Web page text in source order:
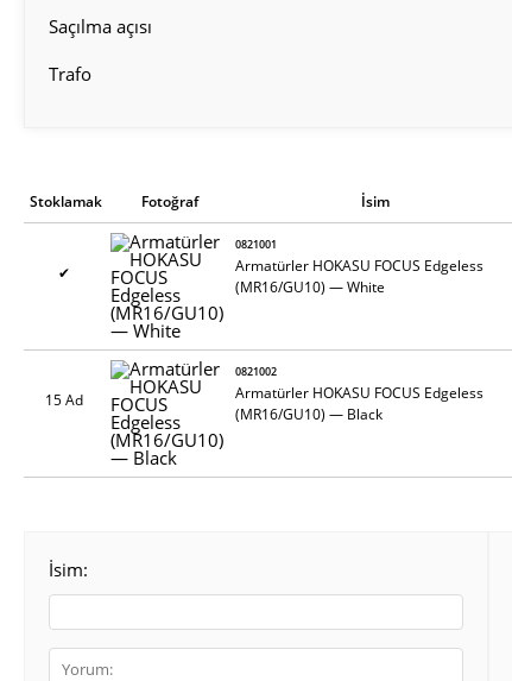
Saçılma açısı
Trafo
Stoklamak Fotoğraf İsim
✔
0821001
Armatürler HOKASU FOCUS Edgeless
(MR16/GU10) — White
15 Ad
0821002
Armatürler HOKASU FOCUS Edgeless
(MR16/GU10) — Black
İsim: